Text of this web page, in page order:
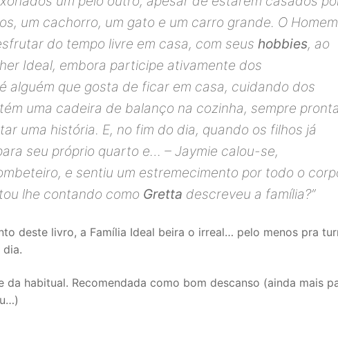
um cachorro, um gato e um carro grande. O Homem
do tempo livre em casa, com seushobbies, ao
Ideal, embora participe ativamente dos
alguém que gosta de ficar em casa, cuidando dos
uma cadeira de balanço na cozinha, sempre
uma história. E, no fim do dia, quando os filhos já
seu próprio quarto e… – Jaymie calou-se,
e sentiu um estremecimento por todo o
lhe contando como Gretta descreveu a família?”
deste livro, a Família Ideal beira o irreal… pelo menos pra
habitual. Recomendada como bom descanso (ainda mais